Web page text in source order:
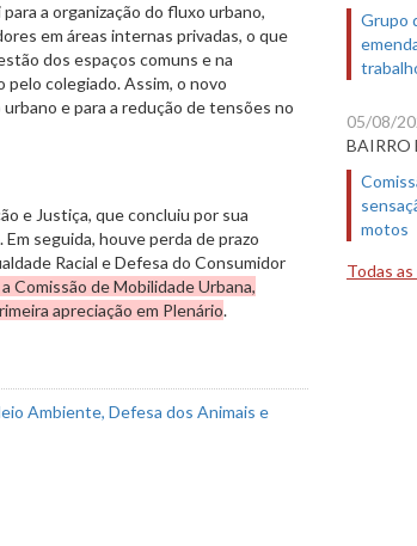
a organização do fluxo urbano,
em áreas internas privadas, o que
dos espaços comuns e na
pelo colegiado. Assim, o novo
e para a redução de tensões no
e Justiça, que concluiu por sua
seguida, houve perda de prazo
Racial e Defesa do Consumidor
Comissão de Mobilidade Urbana,
apreciação em Plenário.
Grupo
05/08/
BAIRRO
motos
Todas